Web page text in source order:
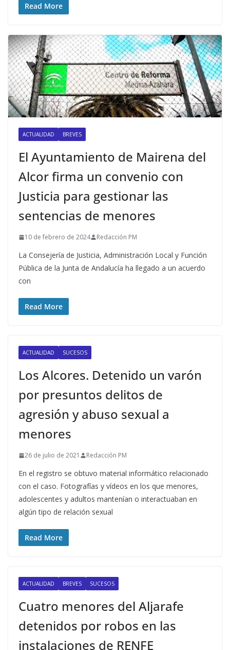
Read More
ACTUALIDAD BREVES
El Ayuntamiento de Mairena del
Alcor firma un convenio con
Justicia para gestionar las
sentencias de menores
10 de febrero de 2024 Redacción PM
La Consejería de Justicia, Administración Local y Función
Pública de la Junta de Andalucía ha llegado a un acuerdo
con
Read More
ACTUALIDAD SUCESOS
Los Alcores. Detenido un varón
por presuntos delitos de
agresión y abuso sexual a
menores
26 de julio de 2021 Redacción PM
En el registro se obtuvo material informático relacionado
con el caso. Fotografías y vídeos en los que menores,
adolescentes y adultos mantenían o interactuaban en
algún tipo de relación sexual
Read More
ACTUALIDAD BREVES SUCESOS
Cuatro menores del Aljarafe
detenidos por robos en las
instalaciones de RENFE